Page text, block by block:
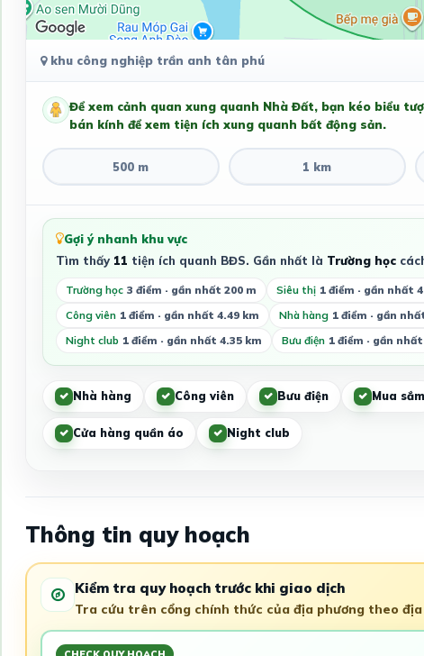
khu công nghiệp trần anh tân phú
Để xem cảnh quan xung quanh Nhà Đất, bạn kéo biểu
bán kính để xem tiện ích xung quanh bất động sản.
500 m 1 km
Gợi ý nhanh khu vực
Tìm thấy 11 tiện ích quanh BĐS. Gần nhất là Trường học
Trường học 3 điểm · gần nhất 200 m Siêu thị 1 điểm · gần nhất
Công viên 1 điểm · gần nhất 4.49 km Nhà hàng 1 điểm · gần
Night club 1 điểm · gần nhất 4.35 km Bưu điện 1 điểm · gần
Nhà hàng Công viên Bưu điện Mua sắm
Cửa hàng quần áo Night club
Thông tin quy hoạch
Kiểm tra quy hoạch trước khi giao dịch
Tra cứu trên cổng chính thức của địa phương theo